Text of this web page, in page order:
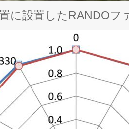
に設置したRANDOフ